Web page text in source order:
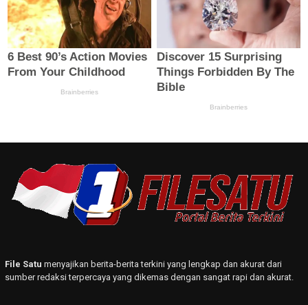
File Satu menyajikan berita-berita terkini yang lengkap dan akurat dari
sumber redaksi terpercaya yang dikemas dengan sangat rapi dan akurat.